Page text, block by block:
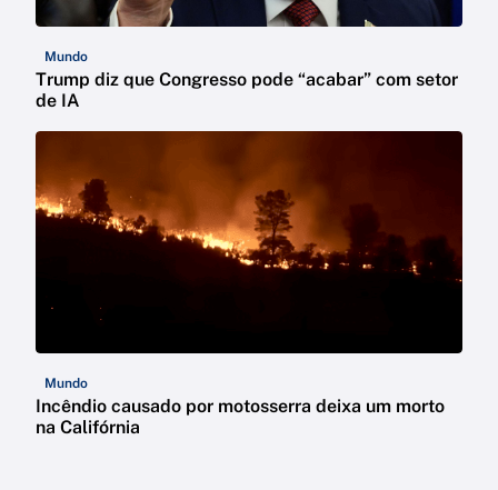
Mundo
Trump diz que Congresso pode “acabar” com setor
de IA
Mundo
Incêndio causado por motosserra deixa um morto
na Califórnia